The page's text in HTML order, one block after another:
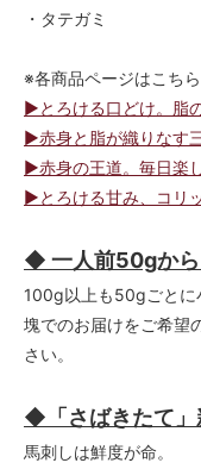
・タテガミ
※各商品ページはこちら
▶とろける口どけ。脂
▶赤身と脂が織りなす
▶赤身の王道。毎日楽
▶とろける甘み、コリ
◆ 一人前50gから
100g以上も50gごとに
塊でのお届けをご希望
さい。
◆「さばきたて」
馬刺しは鮮度が命。